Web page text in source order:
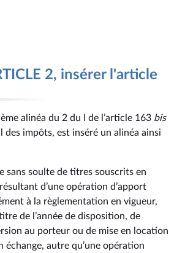
2, insérer l'article
alinéa du 2 du I de l’article 163 bis
des impôts, est inséré un alinéa ainsi
sans soulte de titres souscrits en
d’une opération d’apport
à la règlementation en vigueur,
de l’année de disposition, de
au porteur ou de mise en location
échange, autre qu’une opération